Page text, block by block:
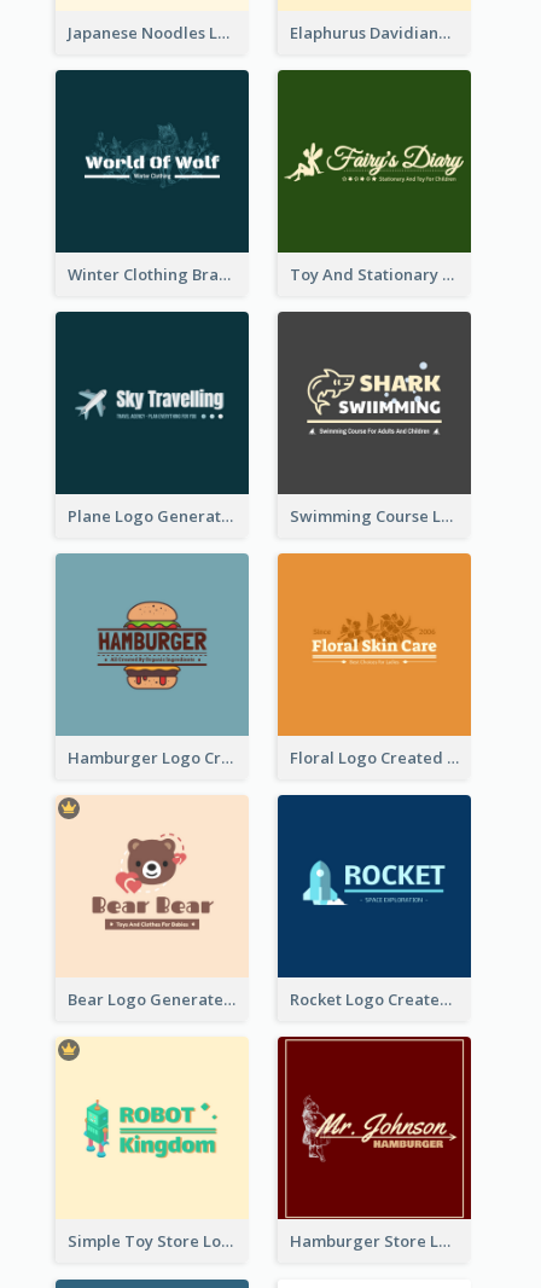
Japanese Noodles Logo Created With Illustration Of Meal Elaphurus Davidianus Logo Created For Store Selling Chinese Literature Goods
Winter Clothing Brand Logo Generated With Illustrations Of Wolf And Plant Toy And Stationary Store Logo Created With Decorations Of Fairy And Stars
Plane Logo Generated For Travel Agency Swimming Course Logo Designed With Cartoon Illustration Of Shark
Hamburger Logo Created For Western Restaurant Floral Logo Created For Skin Care Shop In Orange And White
Bear Logo Generated For Store Selling Baby Toys And Clothes Rocket Logo Created For Space Exploration Organization
Simple Toy Store Logo Created With Robot Image Hamburger Store Logo Created With The Illustration Of The Founder